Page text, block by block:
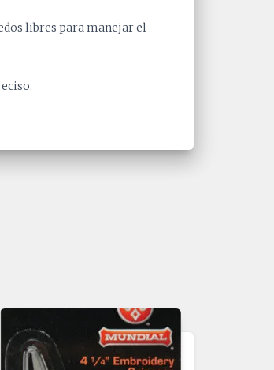
libres para manejar el